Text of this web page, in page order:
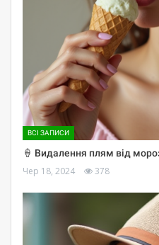
ВСІ ЗАПИСИ
🍦 Видалення плям від
Чер 18, 2024 378